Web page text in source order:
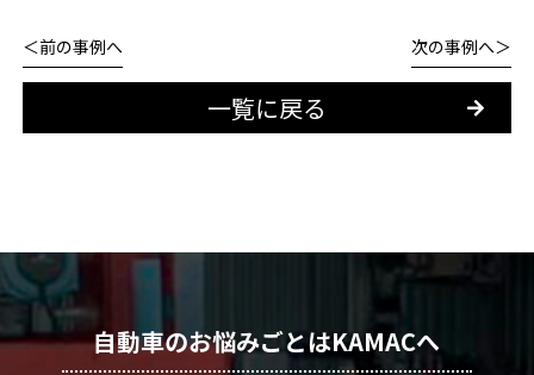
前の事例へ
一覧に戻る
次の事例へ
自動車のお悩みごとはKAMACへ